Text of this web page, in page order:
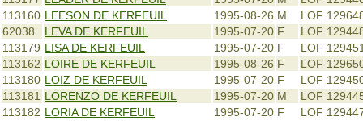
113160 LEESON DE KERFEUIL 1995-08-26 M
LOF
62038
LEVA DE KERFEUIL 1995-07-20 F
LOF
113179 LISA DE KERFEUIL 1995-07-20 F
LOF
113162 LOIRE DE KERFEUIL 1995-08-26 F
LOF
113180 LOIZ DE KERFEUIL 1995-07-20 F
LOF
113181 LORENZO DE KERFEUIL 1995-07-20 M
LOF
113182 LORIA DE KERFEUIL 1995-07-20 F LOF